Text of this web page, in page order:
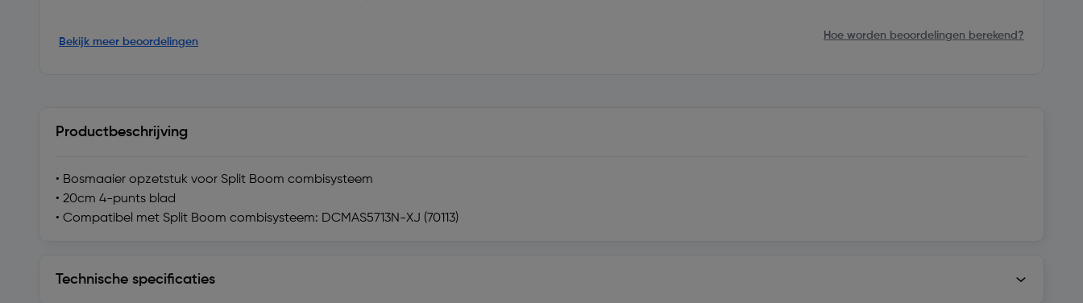
Bekijk meer beoordelingen
Hoe worden beoordelingen berekend?
Productbeschrijving
• Bosmaaier opzetstuk voor Split Boom combisysteem
• 20cm 4-punts blad
• Compatibel met Split Boom combisysteem: DCMAS5713N-XJ (70113)
Technische specificaties